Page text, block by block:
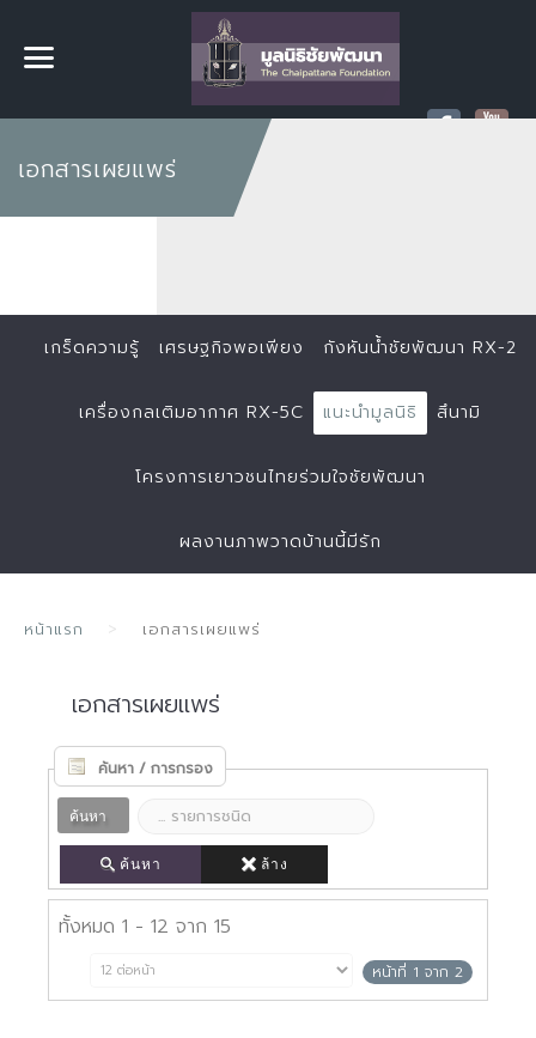
เอกสารเผยแพร่
เกร็ดความรู้ เศรษฐกิจพอเพียง กังหันน้ำชัยพัฒนา RX-2
เครื่องกลเติมอากาศ RX-5C แนะนำมูลนิธิ สึนามิ
โครงการเยาวชนไทยร่วมใจชัยพัฒนา
ผลงานภาพวาดบ้านนี้มีรัก
หน้าแรก เอกสารเผยแพร่
เอกสารเผยแพร่
ค้นหา / การกรอง
ค้นหา
ค้นหา ล้าง
ทั้งหมด 1 - 12 จาก 15
หน้าที่ 1 จาก 2